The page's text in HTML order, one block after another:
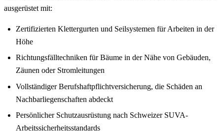
ausgerüstet mit:
Zertifizierten Klettergurten und Seilsystemen für Arbeiten in der
Höhe
Richtungsfälltechniken für Bäume in der Nähe von Gebäuden,
Zäunen oder Stromleitungen
Vollständiger Berufshaftpflichtversicherung, die Schäden an
Nachbarliegenschaften abdeckt
Persönlicher Schutzausrüstung nach Schweizer SUVA-
Arbeitssicherheitsstandards